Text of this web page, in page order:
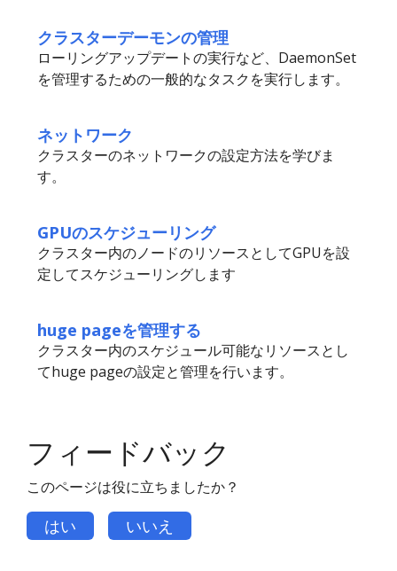
クラスターデーモンの管理
ローリングアップデートの実行など、DaemonSet
を管理するための一般的なタスクを実行します。
ネットワーク
クラスターのネットワークの設定方法を学びま
す。
GPUのスケジューリング
クラスター内のノードのリソースとしてGPUを設
定してスケジューリングします
huge pageを管理する
クラスター内のスケジュール可能なリソースとし
てhuge pageの設定と管理を行います。
フィードバック
このページは役に立ちましたか？
はい いいえ